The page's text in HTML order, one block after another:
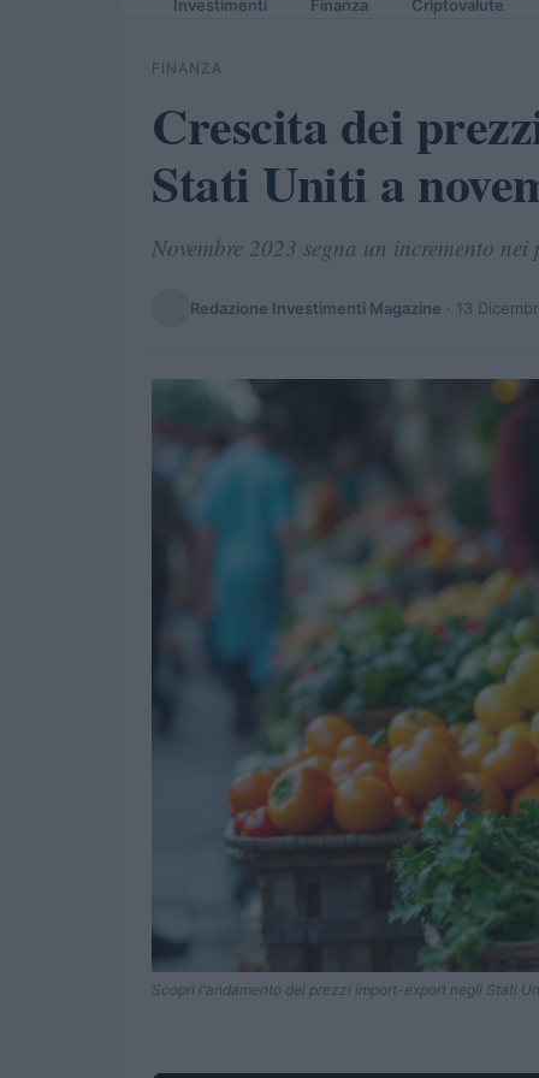
Investimenti Finanza Criptovalute
FINANZA
Crescita dei
Stati Uniti a
Novembre 2023 segna un incremento
Redazione Investimenti Magazine · 13
Scopri l'andamento dei prezzi import-export negli Stati